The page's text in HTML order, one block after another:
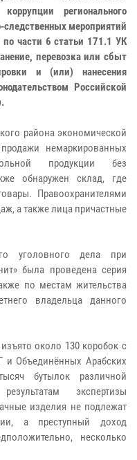
регионального
следственных мероприятий
части 6 статьи 171.1 УК
перевозка или сбыт
и (или) нанесения
Российской
района экономической
немаркированных
продукции без
обнаружен склад, где
Правоохранителями
а также лица причастные
уголовного дела при
была проведена серия
по местам жительства
владельца данного
около 130 коробок с
и Объединённых Арабских
бутылок различной
экспертизы
изделия не подлежат
а преступный доход
несколько